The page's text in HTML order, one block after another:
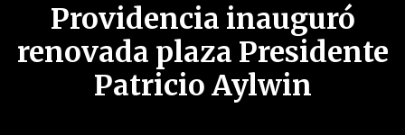
Providencia inauguró
renovada plaza Presidente
Patricio Aylwin